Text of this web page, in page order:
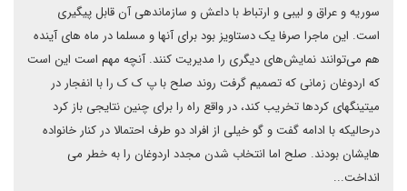
سوریه و عراق و لیبی و ارتباط با داعش و سازماندهی آن قابل پیگیری
است. این ماجرا صرفا یک دستاویز بود برای آنها و مسلما در ماه های آینده
هم می‌توانند نمایش‌های دیگری را مدیریت کنند. آنچه مهم است این است
که اردوغان زمانی که تصمیم گرفت روند صلح با پ ک ک را با انفجار در
میتینگهای کردها تخریب کند، در واقع راه را برای چنین نتایجی باز کرد
درحالیکه با ادامه گفت و گو خیلی از افراد دو طرف احتمالا در کنار خانواده
هایشان بودند. صلح اما انتخاب شدن مجدد اردوغان را به خطر می
انداخت...